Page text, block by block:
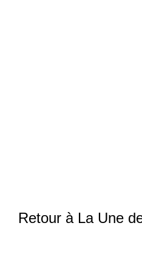
Retour à La Une